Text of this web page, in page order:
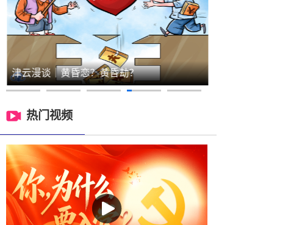
津云漫谈｜黄昏恋？黄昏劫？
热门视频